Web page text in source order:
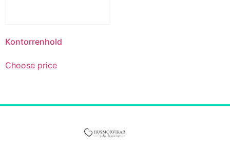
Kontorrenhold
Choose price